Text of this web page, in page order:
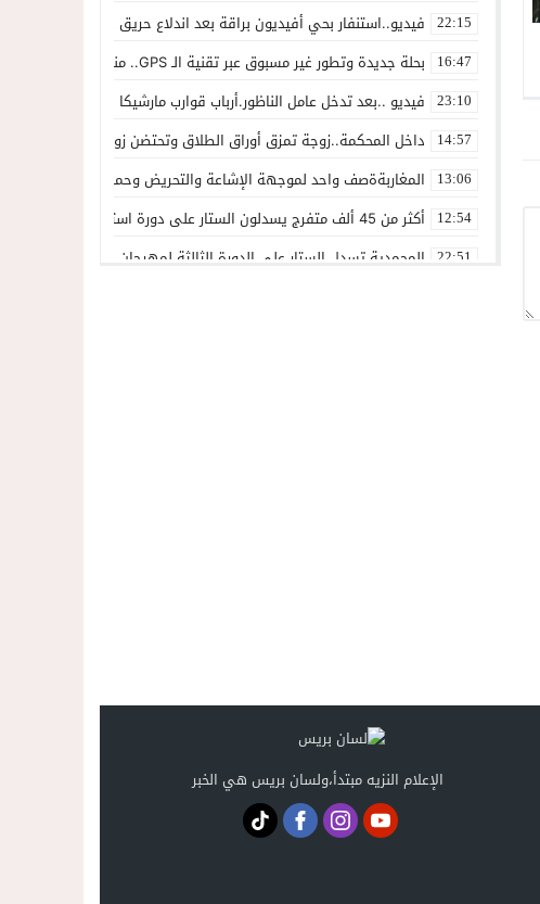
22:15 فيديو..استنفار بحي أفيديون براقة بعد اندلاع حريق داخل ضيعة فلاحية
16:47 بحلة جديدة وتطور غير مسبوق عبر تقنية الـ GPS.. منصة “مرحباناظور” تعزز مكانتها كوجهة أولى لسكان إقليمي الناظور والدريوش
23:10 فيديو ..بعد تدخل عامل الناظور.أرباب قوارب مارشيكا يعلقون احتجاجهم
14:57 داخل المحكمة..زوجة تمزق أوراق الطلاق وتحتضن زوجها في لحظة
13:06 المغاربةةصف واحد لموجهة الإشاعة والتحريض وحملات التضليل
12:54 أكثر من 45 ألف متفرج يسدلون الستار على دورة استثنائية للمهرجان المتوسطي بالناظور
22:51 المحمدية تسدل الستار على الدورة الثالثة لمهرجان العيطة المرساوية
الإعلام النزيه مبتدأ،ولسان بريس هي الخبر